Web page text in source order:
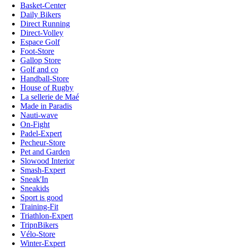
Basket-Center
Daily Bikers
Direct Running
Direct-Volley
Espace Golf
Foot-Store
Gallop Store
Golf and co
Handball-Store
House of Rugby
La sellerie de Maé
Made in Paradis
Nauti-wave
On-Fight
Padel-Expert
Pecheur-Store
Pet and Garden
Slowood Interior
Smash-Expert
Sneak'In
Sneakids
Sport is good
Training-Fit
Triathlon-Expert
TripnBikers
Vélo-Store
Winter-Expert